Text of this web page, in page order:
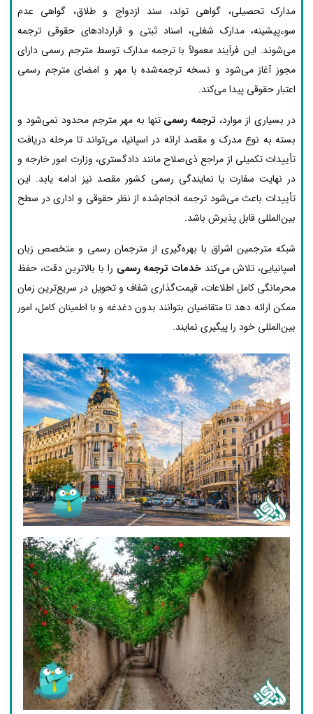
مدارک تحصیلی، گواهی تولد، سند ازدواج و طلاق، گواهی عدم
سوءپیشینه، مدارک شغلی، اسناد ثبتی و قراردادهای حقوقی ترجمه
می‌شوند. این فرآیند معمولاً با ترجمه مدارک توسط مترجم رسمی دارای
مجوز آغاز می‌شود و نسخه ترجمه‌شده با مهر و امضای مترجم رسمی
اعتبار حقوقی پیدا می‌کند.
در بسیاری از موارد، ترجمه رسمی تنها به مهر مترجم محدود نمی‌شود و
بسته به نوع مدرک و مقصد ارائه در اسپانیا، می‌تواند تا مرحله دریافت
تأییدات تکمیلی از مراجع ذی‌صلاح مانند دادگستری، وزارت امور خارجه و
در نهایت سفارت یا نمایندگی رسمی کشور مقصد نیز ادامه یابد. این
تأییدات باعث می‌شود ترجمه انجام‌شده از نظر حقوقی و اداری در سطح
بین‌المللی قابل پذیرش باشد.
شبکه مترجمین اشراق با بهره‌گیری از مترجمان رسمی و متخصص زبان
اسپانیایی، تلاش می‌کندخدمات ترجمه رسمی را با بالاترین دقت، حفظ
محرمانگی کامل اطلاعات، قیمت‌گذاری شفاف و تحویل در سریع‌ترین زمان
ممکن ارائه دهد تا متقاضیان بتوانند بدون دغدغه و با اطمینان کامل، امور
بین‌المللی خود را پیگیری نمایند.